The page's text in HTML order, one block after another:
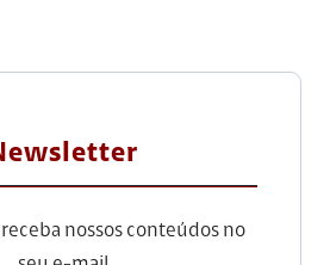
nossos conteúdos no